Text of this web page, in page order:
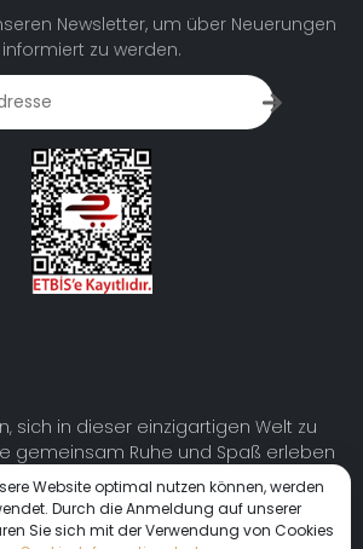
Website optimal nutzen können, werden
Durch die Anmeldung auf unserer
Sie sich mit der Verwendung von Cookies
Newsletter, um über Neuerungen
informiert zu werden.
sich in dieser einzigartigen Welt zu
gemeinsam Ruhe und Spaß erleben
werden.